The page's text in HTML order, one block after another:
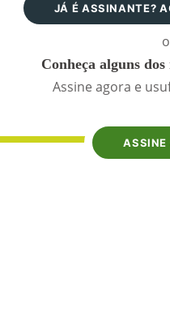
JÁ É ASSINANTE?
Conheça alguns
Assine agora e
ASSINE